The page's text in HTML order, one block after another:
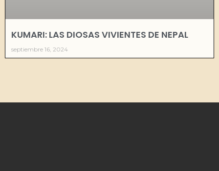
KUMARI: LAS DIOSAS VIVIENTES DE NEPAL
septiembre 16, 2024